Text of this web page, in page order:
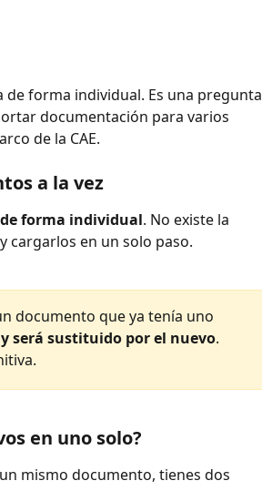
de forma individual. Es una pregunta
documentación para varios
de la CAE.
a la vez
forma individual. No existe la
cargarlos en un solo paso.
documento que ya tenía uno
será sustituido por el nuevo.
en uno solo?
mismo documento, tienes dos